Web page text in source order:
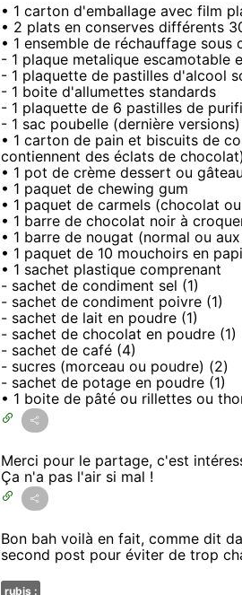
• 1 carton d'emballage avec film
• 2 plats en conserves différents
• 1 ensemble de réchauffage
- 1 plaque metalique escamotable
- 1 plaquette de pastilles d'alcool
- 1 boite d'allumettes standards
- 1 plaquette de 6 pastilles de
- 1 sac poubelle (dernière versions)
• 1 carton de pain et biscuits de
contiennent des éclats de chocolat)
• 1 pot de crème dessert ou
• 1 paquet de chewing gum
• 1 paquet de carmels (chocolat
• 1 barre de chocolat noir à
• 1 barre de nougat (normal ou
• 1 paquet de 10 mouchoirs en
• 1 sachet plastique comprenant
- sachet de condiment sel (1)
- sachet de condiment poivre (1)
- sachet de lait en poudre (1)
- sachet de chocolat en poudre (1)
- sachet de café (4)
- sucres (morceau ou poudre) (2)
- sachet de potage en poudre (1)
• 1 boite de pâté ou rillettes ou
Merci pour le partage, c'est
Ça n'a pas l'air si mal !
Bon bah voilà en fait, comme dit
second post pour éviter de trop
rubis :